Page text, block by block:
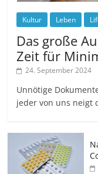
Kultur Leben
Das große
Zeit für
24. September 2024
Unnötige
jeder von uns neigt